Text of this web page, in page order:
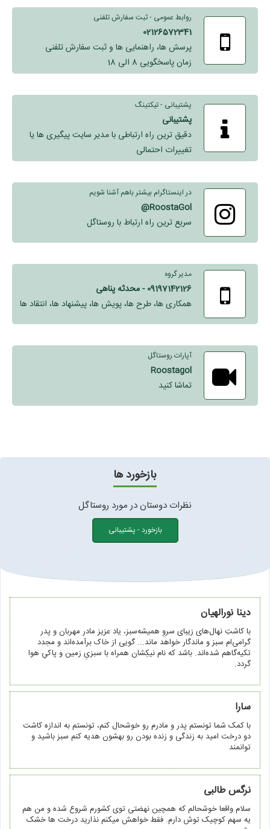
روابط عمومی - ثبت سفارش تلفنی
02126572341
پرسش ها، راهنمایی ها و ثبت سفارش تلفنی
زمان پاسخگویی 8 الی 18
پشتیبانی - تیکتینگ
پشتیبانی
دقیق ترین راه ارتباطی با مدیر سایت پیگیری ها یا
تغییرات احتمالی
در اینستاگرام بیشتر باهم آشنا شویم
RoostaGol@
سریع ترین راه ارتباط با روستاگل
مدیر گروه
09197142126 - محدثه پناهی
همکاری ها، طرح ها، پویش ها، پیشنهاد ها، انتقاد ها
آپارات روستاگل
Roostagol
تماشا کنید
بازخورد ها
نظرات دوستان در مورد روستاگل
بازخورد - پشتیبانی
دینا نورالهیان
با کاشتِ نهال‌های زیبای سروِ همیشه‌سبز، یاد عزیز مادر مهربان و پدر
گرامی‌ام سبز و ماندگار خواهد ماند...‌ گویی از خاک برآمده‌اند و مجدد
تکیه‌گاهم شده‌اند. باشد که نام نیکِشان همراه با سبزیِ زمین و پاکیِ هوا
گردد.
سارا
با کمک شما تونستم پدر و مادرم رو خوشحال کنم، تونستم به اندازه کاشت
دو درخت امید به زندگی و زنده بودن رو بهشون هدیه کنم سبز باشید و
توانمند
نرگس طالبی
سلام واقعا خوشحالم که همچین نهضتی توی کشورم شروع شده و من هم
یه سهم کوچیک توش دارم. فقط خواهش میکنم نذارید درخت ها خشک